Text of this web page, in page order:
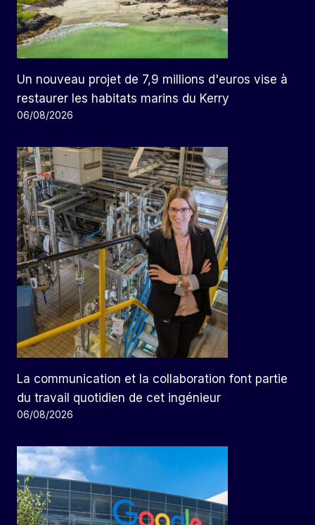
Un nouveau projet de 7,9 millions d'euros vise à
restaurer les habitats marins du Kerry
06/08/2026
La communication et la collaboration font partie
du travail quotidien de cet ingénieur
06/08/2026